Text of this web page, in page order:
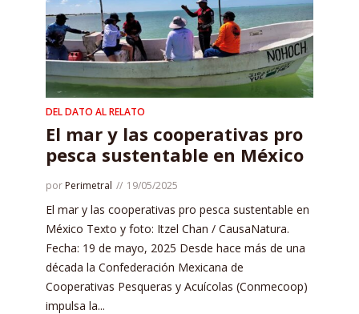
DEL DATO AL RELATO
El mar y las cooperativas pro
pesca sustentable en México
por Perimetral 19/05/2025
El mar y las cooperativas pro pesca sustentable en
México Texto y foto: Itzel Chan / CausaNatura.
Fecha: 19 de mayo, 2025 Desde hace más de una
década la Confederación Mexicana de
Cooperativas Pesqueras y Acuícolas (Conmecoop)
impulsa la...